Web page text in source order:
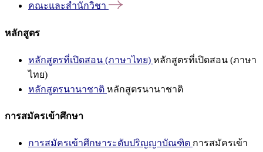
คณะและสำนักวิชา
หลักสูตร
หลักสูตรที่เปิดสอน (ภาษาไทย) หลักสูตรที่เปิดสอน (ภาษา
ไทย)
หลักสูตรนานาชาติ หลักสูตรนานาชาติ
การสมัครเข้าศึกษา
การสมัครเข้าศึกษาระดับปริญญาบัณฑิต การสมัครเข้า